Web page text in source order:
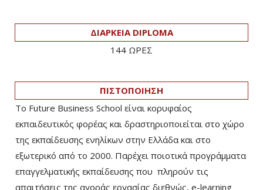
ΔΙΑΡΚΕΙΑ DIPLOMA
144 ΩΡΕΣ
ΠΙΣΤΟΠΟΙΗΣΗ
Το Future Business School είναι κορυφαίος
εκπαιδευτικός φορέας και δραστηριοποιείται στο χώρο
της εκπαίδευσης ενηλίκων στην Ελλάδα και στο
εξωτερικό από το 2000. Παρέχει ποιοτικά προγράμματα
επαγγελματικής εκπαίδευσης που πληρούν τις
απαιτήσεις της αγοράς εργασίας διεθνώς, e-learning